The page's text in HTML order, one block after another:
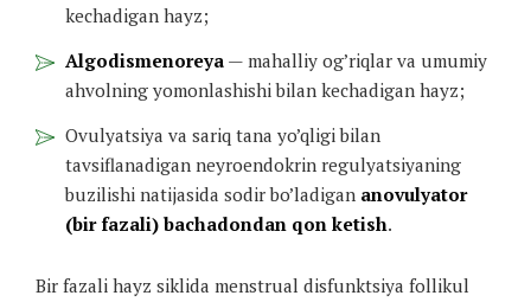
kechadigan hayz;
Algodismenoreya — mahalliy og’riqlar va umumiy
ahvolning yomonlashishi bilan kechadigan hayz;
Ovulyatsiya va sariq tana yo’qligi bilan
tavsiflanadigan neyroendokrin regulyatsiyaning
buzilishi natijasida sodir bo’ladigan anovulyator
(bir fazali) bachadondan qon ketish.
Bir fazali hayz siklida menstrual disfunktsiya follikul